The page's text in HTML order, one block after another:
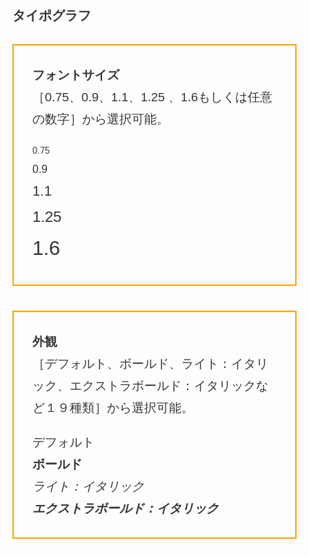
タイポグラフ
フォントサイズ
［0.75、0.9、1.1、1.25 、1.6もしくは任意
の数字］から選択可能。
0.75
0.9
1.1
1.25
1.6
外観
［デフォルト、ボールド、ライト：イタリ
ック、エクストラボールド：イタリックな
ど１９種類］から選択可能。
デフォルト
ボールド
ライト：イタリック
エクストラボールド：イタリック